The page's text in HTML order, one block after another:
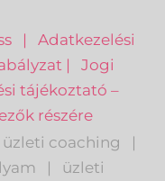
| Adatkezelési
| Jogi
tájékoztató –
részére
üzleti coaching
|
|
üzleti